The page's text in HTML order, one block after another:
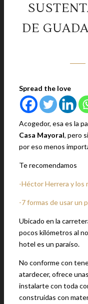
DE
Spread the love
Acogedor, esa es la
Casa Mayoral, pero
por eso menos
Te recomendamos
-Héctor Herrera y los
-7 formas de usar un
Ubicado en la
pocos kilómetros al
hotel es un paraíso.
No conforme con
atardecer, ofrece
instalarte con toda
construidas con